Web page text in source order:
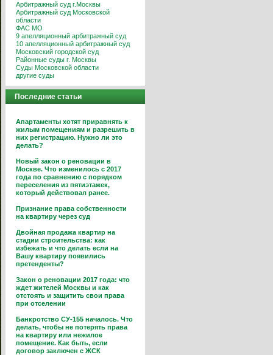
Арбитражный суд г.Москвы
Арбитражный суд Московской
области
ФАС МО
9 апелляционный арбитражный суд
10 апелляционный арбитражный суд
Московский городской суд
Районные суды г. Москвы
Суды Московской области
другие суды
Последние статьи
Апартаменты хотят приравнять к
жилым помещениям и разрешить в
них регистрацию. Нужно ли это
делать?
Новый закон о реновации в
Москве. Что изменилось с 2017
года по сравнению с порядком
переселения из пятиэтажек,
который действовал ранее.
Признание права собственности
на квартиру через суд
Двойная продажа квартир на
стадии строительства: как
избежать и что делать если на
Вашу квартиру появились
претенденты?
Закон о реновации 2017 года: что
ждет жителей Москвы и как
отстоять и защитить свои права
при отселении
Банкротство СУ-155 началось. Что
делать, чтобы не потерять права
на квартиру или нежилое
помещение. Как быть, если
договор заключен с ЖСК